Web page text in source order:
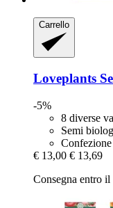
Carrello
Loveplants
-5%
8 diverse
Semi
€ 13,00 € 13,69
Consegna entro